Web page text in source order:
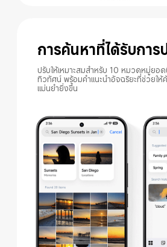
การค้นหาที่ได้รับการ
ปรับให้เหมาะสมสำหรับ 10 หมวดหมู่ยอด
ทิวทัศน์ พร้อมคำแนะนำอัจฉริยะที่ช่วยให้
แม่นยำยิ่งขึ้น